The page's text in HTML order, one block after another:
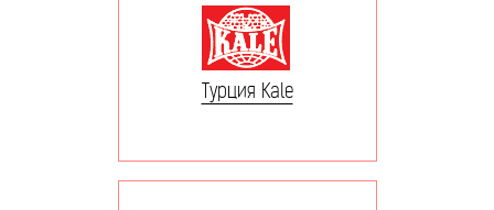
Турция Kale